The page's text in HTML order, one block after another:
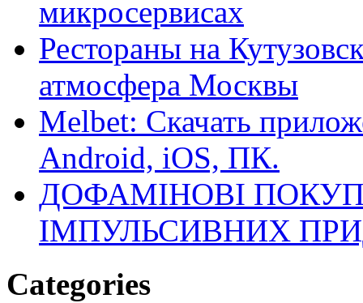
микросервисах
Рестораны на
атмосфера Москвы
Melbet: Скачать
Android, iOS, ПК.
ДОФАМІНОВІ
ІМПУЛЬСИВНИХ
Categories